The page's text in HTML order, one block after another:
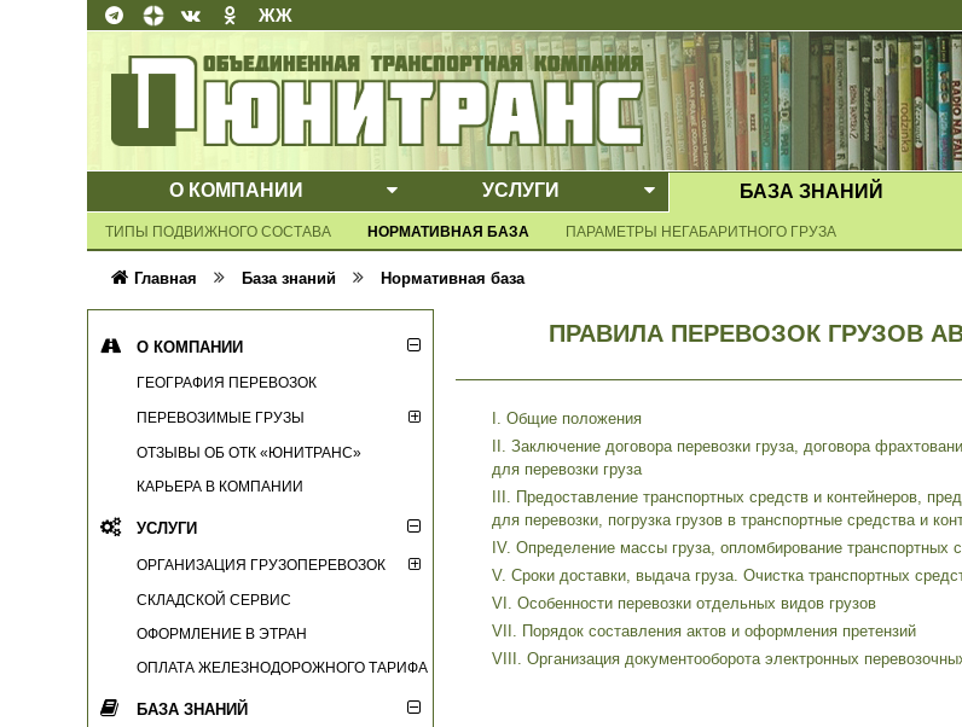
ЖЖ
О КОМПАНИИ
ВЫПАДАЮЩЕЕ МЕНЮ
УСЛУГИ
ВЫПАДАЮЩЕЕ МЕНЮ
БАЗА ЗНАНИЙ
ТИПЫ ПОДВИЖНОГО СОСТАВА НОРМАТИВНАЯ БАЗА ПАРАМЕТРЫ НЕГАБАРИТНОГО ГРУЗА
Главная База знаний Нормативная база
ПРАВИЛА ПЕРЕВОЗОК ГРУЗОВ
I. Общие положения
II. Заключение договора перевозки груза, договора
для перевозки груза
III. Предоставление транспортных средств и контейнеров,
для перевозки, погрузка грузов в транспортные средства и
IV. Определение массы груза, опломбирование транспортных
V. Сроки доставки, выдача груза. Очистка транспортных
VI. Особенности перевозки отдельных видов грузов
VII. Порядок составления актов и оформления претензий
VIII. Организация документооборота электронных
О КОМПАНИИ
ГЕОГРАФИЯ ПЕРЕВОЗОК
ПЕРЕВОЗИМЫЕ ГРУЗЫ
ОТЗЫВЫ ОБ ОТК «ЮНИТРАНС»
КАРЬЕРА В КОМПАНИИ
УСЛУГИ
ОРГАНИЗАЦИЯ ГРУЗОПЕРЕВОЗОК
СКЛАДСКОЙ СЕРВИС
ОФОРМЛЕНИЕ В ЭТРАН
ОПЛАТА ЖЕЛЕЗНОДОРОЖНОГО ТАРИФА
БАЗА ЗНАНИЙ